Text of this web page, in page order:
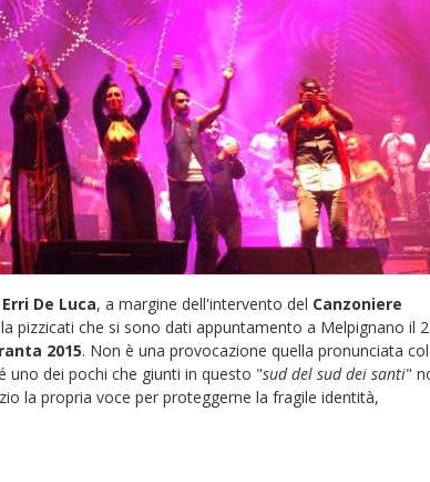
Erri De Luca, a margine dell'intervento del Canzoniere
pizzicati che si sono dati appuntamento a Melpignano il
2015. Non è una provocazione quella pronunciata col
uno dei pochi che giunti in questo "sud del sud dei santi"
la propria voce per proteggerne la fragile identità,